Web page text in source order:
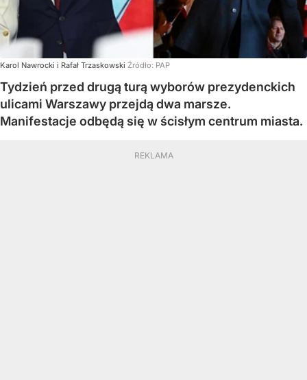
Karol Nawrocki i Rafał Trzaskowski Źródło: PAP
Tydzień przed drugą turą wyborów prezydenckich
ulicami Warszawy przejdą dwa marsze.
Manifestacje odbędą się w ścisłym centrum miasta.